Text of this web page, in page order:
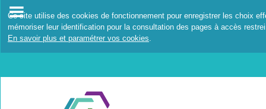
Ce site utilise des cookies de fonctionnement pour enregistrer les choix
mémoriser leur identification pour la consultation des pages à accès
En savoir plus et paramétrer vos cookies